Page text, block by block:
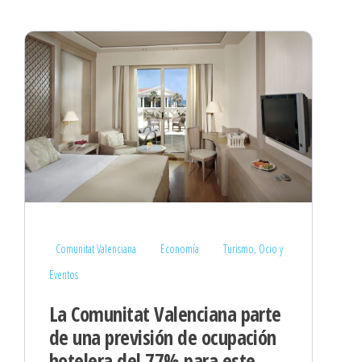
Comunitat Valenciana Economía
Turismo, Ocio y
Eventos
La Comunitat Valenciana parte
de una previsión de ocupación